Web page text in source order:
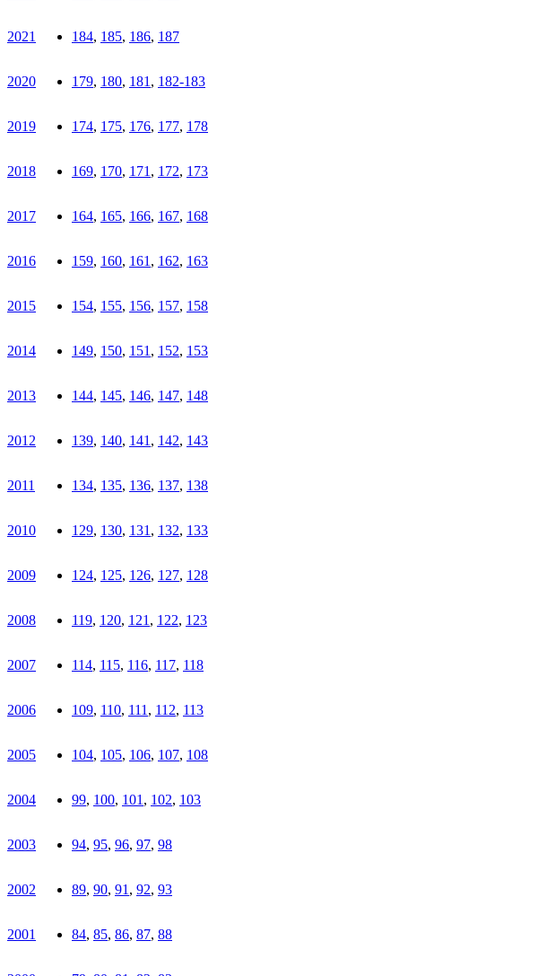
2021 184, 185, 186, 187
2020 179, 180, 181 , 182-183
2019 174, 175, 176, 177, 178
2018 169, 170, 171 , 172, 173
2017 164, 165, 166, 167, 168
2016 159, 160, 161 , 162, 163
2015 154, 155, 156, 157, 158
2014 149, 150, 151 , 152, 153
2013 144, 145, 146, 147, 148
2012 139, 140, 141 , 142, 143
2011 134, 135, 136, 137, 138
2010 129, 130, 131 , 132, 133
2009 124, 125, 126, 127, 128
2008 119, 120, 121 , 122, 123
2007 114, 115, 116, 117, 118
2006 109, 110, 111 , 112, 113
2005 104, 105, 106, 107, 108
2004 99, 100, 101 , 102, 103
2003 94, 95, 96, 97, 98
2002 89, 90, 91 , 92, 93
2001 84, 85, 86, 87, 88